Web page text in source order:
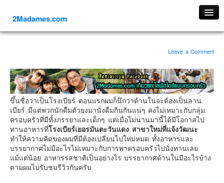
2Madames.com
ภาคใต้
ภาคตะวันออก
ภาคกลาง
ภาคตะวันตก
ภาคอีสาน
ทริปต่างประเทศ
ยุโรป
Leave a Comment
ขึ้นชื่อว่าเป็นโรงเบียร์ ตอนแรกผมก็นึกว่าด้านในจะต้องเป็นลาน
เบียร์ มีแต่พวกนักดื่มตัวยงมานั่งดื่มกินกันแน่ๆ คงไม่เหมาะกับกลุ่ม
ครอบครัวที่มีทั้งภรรยาและเด็กๆ แต่เมื่อไม่นานมานี้ได้มีโอกาสไป
ทานอาหารที่โรงเบียร์เยอรมันตะวันแดง สาขาใหม่ที่แจ้งวัฒนะ
ทำให้ความคิดของผมที่มีต้องเปลี่ยนไปใหม่หมด ทั้งอาหารและ
บรรยากาศไม่มีอะไรไม่เหมาะกับการพาครอบครัวไปนั่งทานเลย
แม้แต่น้อย อาหารรสชาติเป็นอย่างไร บรรยากาศด้านในมีอะไรบ้าง
ตามผมไปรับชมรีวิวกันครับ